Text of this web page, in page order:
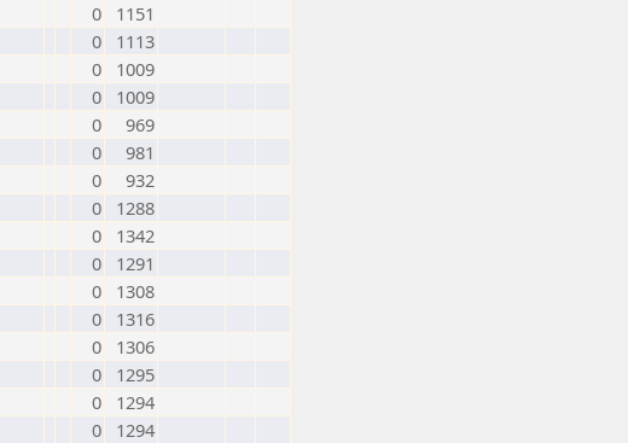
0
1151
0
1113
0
1009
0
1009
0
969
0
981
0
932
0
1288
0
1342
0
1291
0
1308
0
1316
0
1306
0
1295
0
1294
0 1294